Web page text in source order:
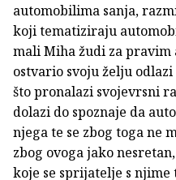
automobilima sanja,
koji tematiziraju
mali Miha žudi za pravim
ostvario svoju želju
što pronalazi svojevrsni
dolazi do spoznaje da
njega te se zbog toga ne
zbog ovoga jako
koje se sprijatelje s